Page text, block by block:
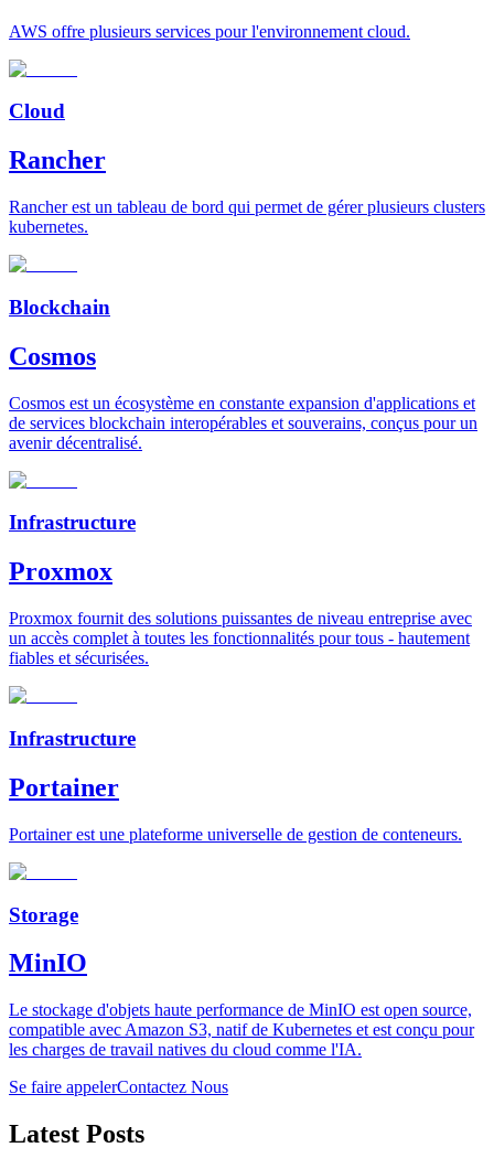
AWS offre plusieurs services pour l'environnement cloud.
Cloud
Rancher
Rancher est un tableau de bord qui permet de gérer plusieurs clusters
kubernetes.
Blockchain
Cosmos
Cosmos est un écosystème en constante expansion d'applications et
de services blockchain interopérables et souverains, conçus pour un
avenir décentralisé.
Infrastructure
Proxmox
Proxmox fournit des solutions puissantes de niveau entreprise avec
un accès complet à toutes les fonctionnalités pour tous - hautement
fiables et sécurisées.
Infrastructure
Portainer
Portainer est une plateforme universelle de gestion de conteneurs.
Storage
MinIO
Le stockage d'objets haute performance de MinIO est open source,
compatible avec Amazon S3, natif de Kubernetes et est conçu pour
les charges de travail natives du cloud comme l'IA.
Se faire appelerContactez Nous
Latest Posts